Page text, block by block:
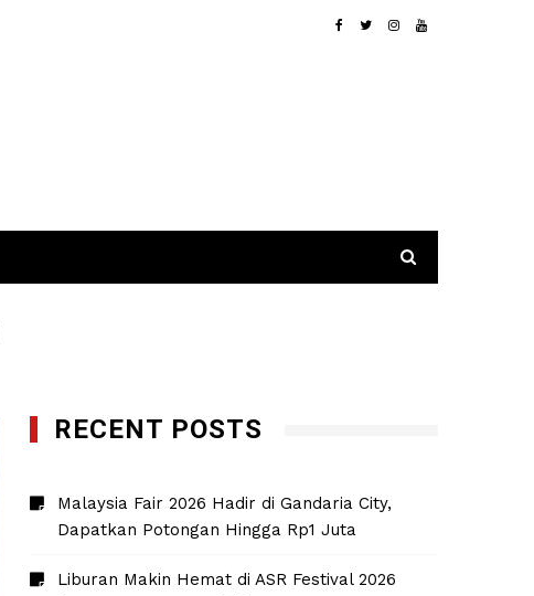
RECENT POSTS
Malaysia Fair 2026 Hadir di Gandaria City,
Dapatkan Potongan Hingga Rp1 Juta
Liburan Makin Hemat di ASR Festival 2026